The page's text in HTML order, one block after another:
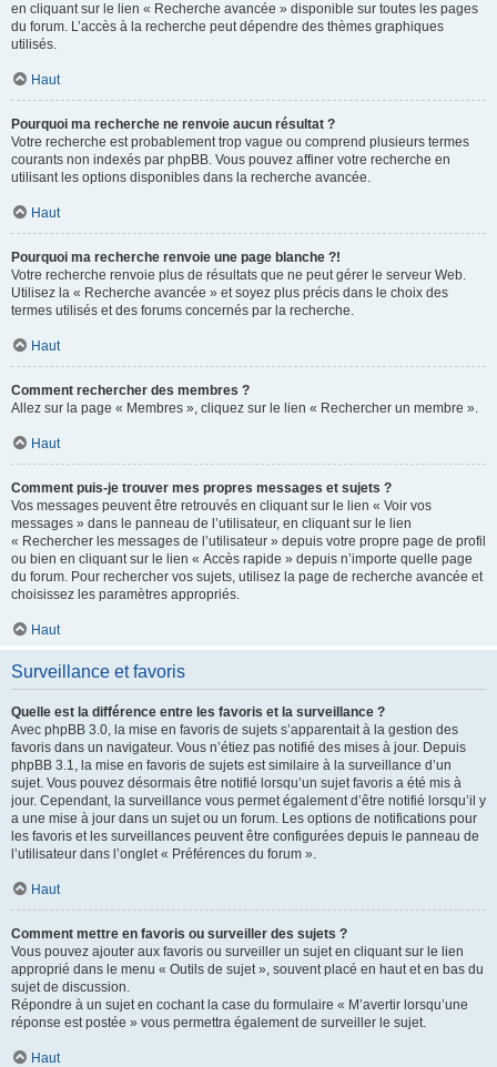
en cliquant sur le lien « Recherche avancée » disponible sur toutes les pages
du forum. L’accès à la recherche peut dépendre des thèmes graphiques
utilisés.
Haut
Pourquoi ma recherche ne renvoie aucun résultat ?
Votre recherche est probablement trop vague ou comprend plusieurs termes
courants non indexés par phpBB. Vous pouvez affiner votre recherche en
utilisant les options disponibles dans la recherche avancée.
Haut
Pourquoi ma recherche renvoie une page blanche ?!
Votre recherche renvoie plus de résultats que ne peut gérer le serveur Web.
Utilisez la « Recherche avancée » et soyez plus précis dans le choix des
termes utilisés et des forums concernés par la recherche.
Haut
Comment rechercher des membres ?
Allez sur la page « Membres », cliquez sur le lien « Rechercher un membre ».
Haut
Comment puis-je trouver mes propres messages et sujets ?
Vos messages peuvent être retrouvés en cliquant sur le lien « Voir vos
messages » dans le panneau de l’utilisateur, en cliquant sur le lien
« Rechercher les messages de l’utilisateur » depuis votre propre page de profil
ou bien en cliquant sur le lien « Accès rapide » depuis n’importe quelle page
du forum. Pour rechercher vos sujets, utilisez la page de recherche avancée et
choisissez les paramètres appropriés.
Haut
Surveillance et favoris
Quelle est la différence entre les favoris et la surveillance ?
Avec phpBB 3.0, la mise en favoris de sujets s’apparentait à la gestion des
favoris dans un navigateur. Vous n’étiez pas notifié des mises à jour. Depuis
phpBB 3.1, la mise en favoris de sujets est similaire à la surveillance d’un
sujet. Vous pouvez désormais être notifié lorsqu’un sujet favoris a été mis à
jour. Cependant, la surveillance vous permet également d’être notifié lorsqu’il y
a une mise à jour dans un sujet ou un forum. Les options de notifications pour
les favoris et les surveillances peuvent être configurées depuis le panneau de
l’utilisateur dans l’onglet « Préférences du forum ».
Haut
Comment mettre en favoris ou surveiller des sujets ?
Vous pouvez ajouter aux favoris ou surveiller un sujet en cliquant sur le lien
approprié dans le menu « Outils de sujet », souvent placé en haut et en bas du
sujet de discussion.
Répondre à un sujet en cochant la case du formulaire « M’avertir lorsqu’une
réponse est postée » vous permettra également de surveiller le sujet.
Haut